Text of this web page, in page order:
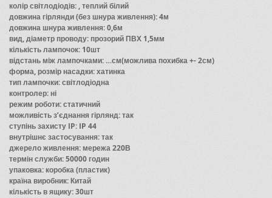
колір світлодіодів: , теплий білий
довжина гірлянди (без шнура живлення): 4м
довжина шнура живлення: 0,6м
вид, діаметр проводу: прозорий ПВХ 1,5мм
кількість лампочок: 10шт
відстань між лампочками: …см(можлива похибка +- 2см)
форма, розмір насадки: хатинка
тип лампочки: світлодіодна
контролер: ні
режим роботи: статичний
можливість з’єднання гірлянд: так
ступінь захисту IP: IP 44
внутрішнє застосування: так
джерело живлення: мережа 220В
термін служби: 50000 годин
упаковка: коробка (пластик)
країна виробник: Китай
кількість в ящику: 30шт